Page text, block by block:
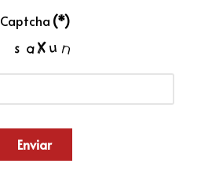
Captcha (*)
Enviar